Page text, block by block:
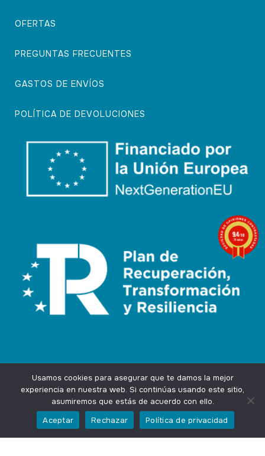
OFERTAS
PREGUNTAS FRECUENTES
GASTOS DE ENVÍOS
POLÍTICA DE DEVOLUCIONES
Design byAgencia Marketing OnlineIngenium.Marketing
Privacidad
Usamos cookies para asegurar que te damos la mejor
experiencia en nuestra web. Si continúas usando este sitio,
asumiremos que estás de acuerdo con ello.
Aceptar
Rechazar Política de privacidad
9.4/10
74 notas